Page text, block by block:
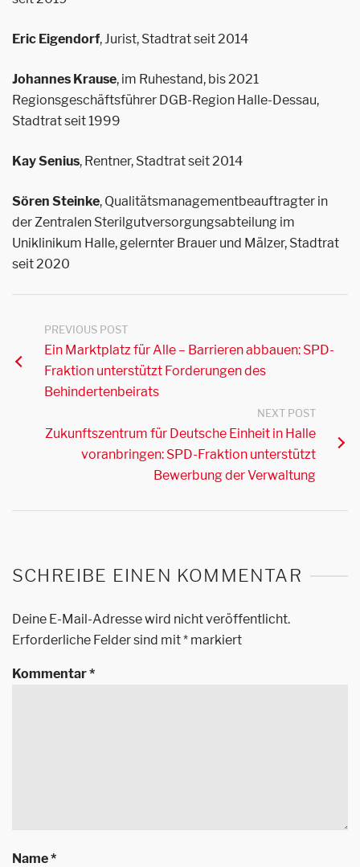
Eric Eigendorf, Jurist, Stadtrat seit 2014
Johannes Krause, im Ruhestand, bis 2021
Regionsgeschäftsführer DGB-Region Halle-Dessau,
Stadtrat seit 1999
Kay Senius, Rentner, Stadtrat seit 2014
Sören Steinke, Qualitätsmanagementbeauftragter in
der Zentralen Sterilgutversorgungsabteilung im
Uniklinikum Halle, gelernter Brauer und Mälzer, Stadtrat
seit 2020
PREVIOUS POST
Ein Marktplatz für Alle – Barrieren abbauen: SPD-
Fraktion unterstützt Forderungen des
Behindertenbeirats
NEXT POST
Zukunftszentrum für Deutsche Einheit in Halle
voranbringen: SPD-Fraktion unterstützt
Bewerbung der Verwaltung
SCHREIBE EINEN KOMMENTAR
Deine E-Mail-Adresse wird nicht veröffentlicht.
Erforderliche Felder sind mit* markiert
Kommentar*
Name*